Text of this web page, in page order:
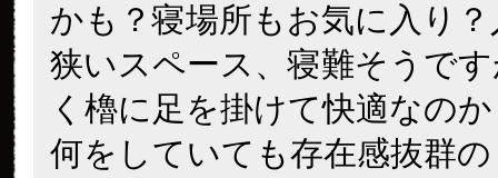
かも？寝場所もお気に入り
狭いスペース、寝難そうで
く櫓に足を掛けて快適なの
何をしていても存在感抜群